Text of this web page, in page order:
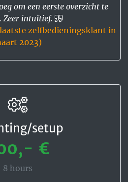
om een eerste overzicht te
Zeer intuïtief.
zelfbedieningsklant in
2023)
setup
€
8 hours